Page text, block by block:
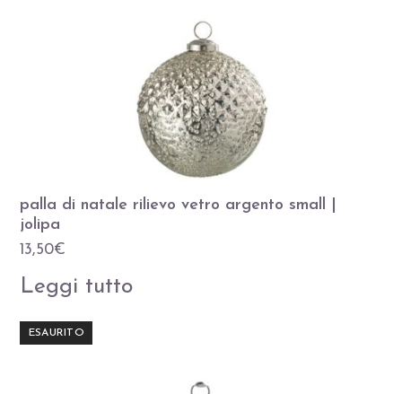
palla di natale rilievo vetro argento small |
jolipa
13,50€
Leggi tutto
ESAURITO